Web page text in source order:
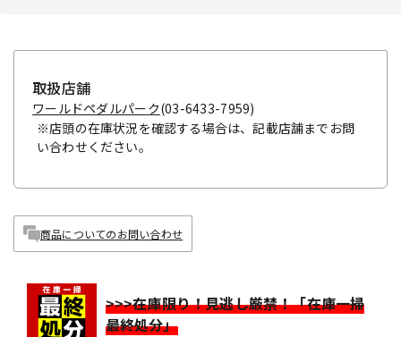
取扱店舗
ワールドペダルパーク(03-6433-7959)
※店頭の在庫状況を確認する場合は、記載店舗までお問
い合わせください。
商品についてのお問い合わせ
>>>在庫限り！見逃し厳禁！「在庫一掃
最終処分」